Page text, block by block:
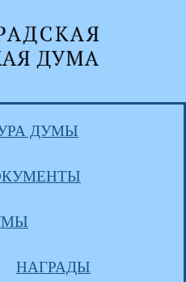
ДУМЫ
НАГРАДЫ